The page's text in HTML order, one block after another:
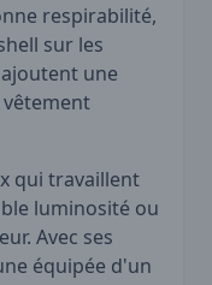
respirabilité,
sur les
une
qui travaillent
luminosité ou
Avec ses
équipée d'un